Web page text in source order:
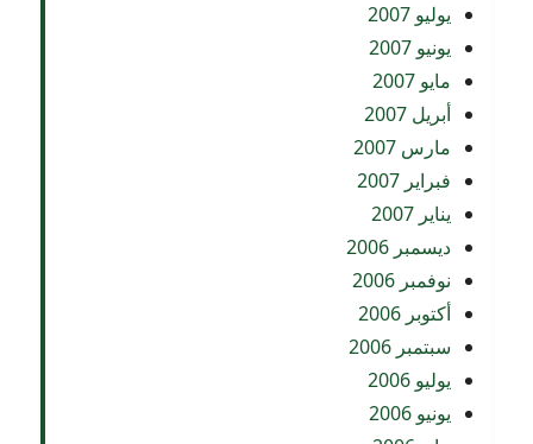
يوليو 2007
يونيو 2007
مايو 2007
أبريل 2007
مارس 2007
فبراير 2007
يناير 2007
ديسمبر 2006
نوفمبر 2006
أكتوبر 2006
سبتمبر 2006
يوليو 2006
يونيو 2006